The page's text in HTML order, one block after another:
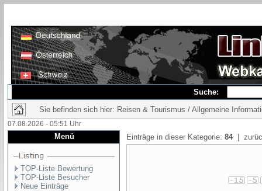
Suche:
Sie befinden sich hier: Reisen & Tourismus / Allgemeine
07.08.2026 - 05:51 Uhr
Menü
TOP-Liste Bewertung
TOP-Liste Besucher
Neue Einträge
Einträge in dieser Kategorie: 84|